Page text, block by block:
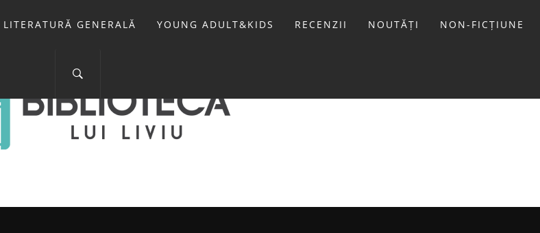
LITERATURĂ GENERALĂ YOUNG ADULT&KIDS RECENZII NOUTĂȚI NON-FICȚIUNE
LUI LIVIU